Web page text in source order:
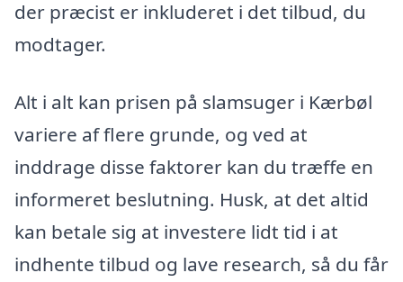
der præcist er inkluderet i det tilbud, du
modtager.
Alt i alt kan prisen på slamsuger i Kærbøl
variere af flere grunde, og ved at
inddrage disse faktorer kan du træffe en
informeret beslutning. Husk, at det altid
kan betale sig at investere lidt tid i at
indhente tilbud og lave research, så du får